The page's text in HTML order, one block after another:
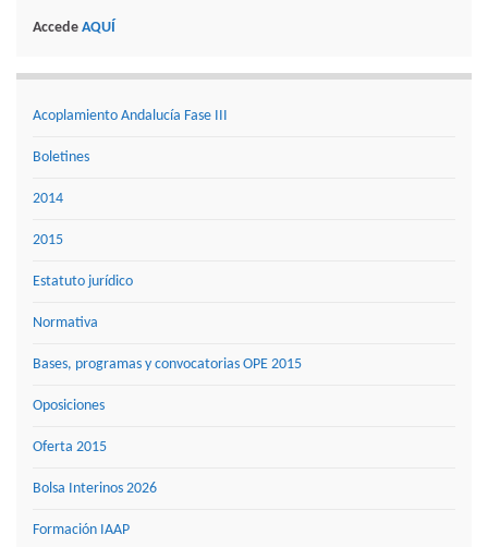
Accede AQUÍ
Acoplamiento Andalucía Fase III
Boletines
2014
2015
Estatuto jurídico
Normativa
Bases, programas y convocatorias OPE 2015
Oposiciones
Oferta 2015
Bolsa Interinos 2026
Formación IAAP